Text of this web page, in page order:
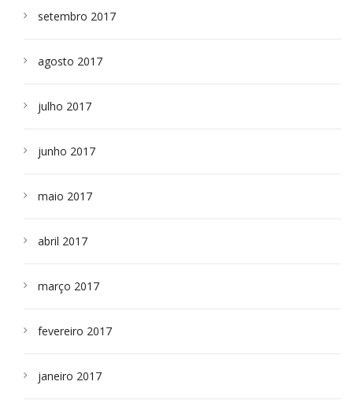
setembro 2017
agosto 2017
julho 2017
junho 2017
maio 2017
abril 2017
março 2017
fevereiro 2017
janeiro 2017